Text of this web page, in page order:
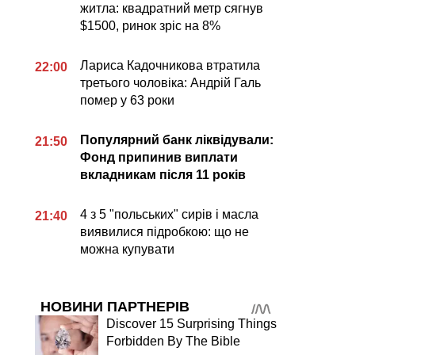
житла: квадратний метр сягнув
$1500, ринок зріс на 8%
22:00
Лариса Кадочникова втратила
третього чоловіка: Андрій Галь
помер у 63 роки
21:50
Популярний банк ліквідували:
Фонд припинив виплати
вкладникам після 11 років
21:40
4 з 5 "польських" сирів і масла
виявилися підробкою: що не
можна купувати
НОВИНИ ПАРТНЕРІВ
Discover 15 Surprising Things
Forbidden By The Bible